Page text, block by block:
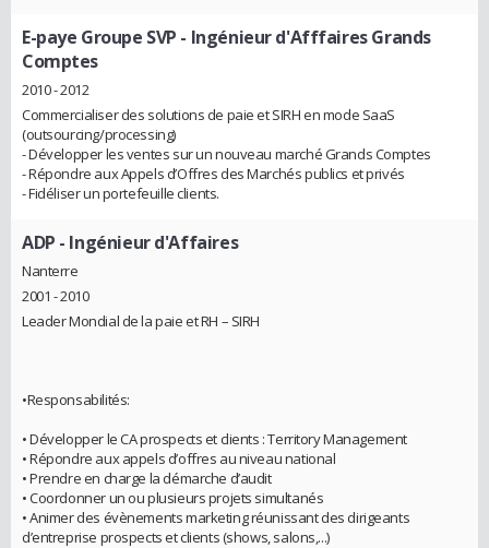
E-paye Groupe SVP - Ingénieur d'Afffaires Grands
Comptes
2010 - 2012
Commercialiser des solutions de paie et SIRH en mode SaaS
(outsourcing/processing)
- Développer les ventes sur un nouveau marché Grands Comptes
- Répondre aux Appels d’Offres des Marchés publics et privés
- Fidéliser un portefeuille clients.
ADP - Ingénieur d'Affaires
Nanterre
2001 - 2010
Leader Mondial de la paie et RH – SIRH
•Responsabilités:
• Développer le CA prospects et clients : Territory Management
• Répondre aux appels d’offres au niveau national
• Prendre en charge la démarche d’audit
• Coordonner un ou plusieurs projets simultanés
• Animer des évènements marketing réunissant des dirigeants
d’entreprise prospects et clients (shows, salons,...)